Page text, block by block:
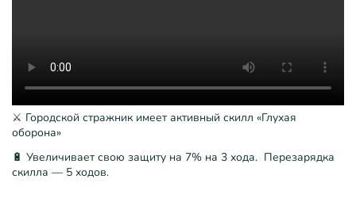
⚔️ Городской стражник имеет активный скилл «Глухая
оборона»
🔋 Увеличивает свою защиту на 7% на 3 хода. Перезарядка
скилла — 5 ходов.